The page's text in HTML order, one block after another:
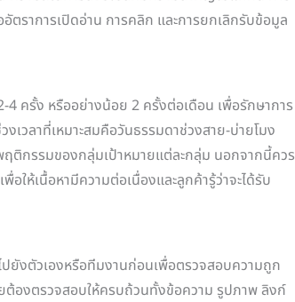
ตราการเปิดอ่าน การคลิก และการยกเลิกรับข้อมูล
4 ครั้ง หรืออย่างน้อย 2 ครั้งต่อเดือน เพื่อรักษาการ
เวลาที่เหมาะสมคือวันธรรมดาช่วงสาย-บ่ายโมง
ติกรรมของกลุ่มเป้าหมายแต่ละกลุ่ม นอกจากนี้ควร
ให้เนื้อหามีความต่อเนื่องและลูกค้ารู้ว่าจะได้รับ
ยังตัวเองหรือทีมงานก่อนเพื่อตรวจสอบความถูก
ต้องตรวจสอบให้ครบถ้วนทั้งข้อความ รูปภาพ ลิงก์